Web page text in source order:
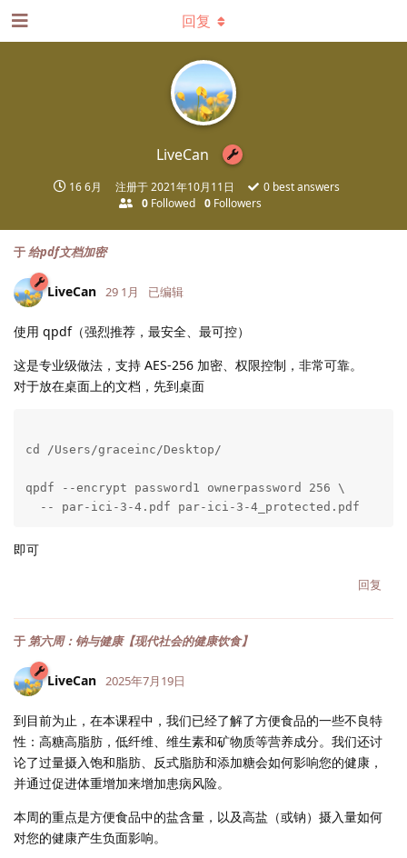
LiveCan
16 6月 注册于2021年10月11日 0 best answers
0 Followed 0 Followers
回复
于给pdf文档加密
LiveCan 29 1月 已编辑
使用 qpdf（强烈推荐，最安全、最可控）
这是专业级做法，支持 AES-256 加密、权限控制，非常可靠。
对于放在桌面上的文档，先到桌面
cd /Users/graceinc/Desktop/
qpdf --encrypt password1 ownerpassword 256 \
  -- par-ici-3-4.pdf par-ici-3-4_protected.pdf
即可
回复
于 第六周：钠与健康【现代社会的健康饮食】
LiveCan 2025年7月19日
到目前为止，在本课程中，我们已经了解了方便食品的一些不良特
性：高糖高脂肪，低纤维、维生素和矿物质等营养成分。我们还讨
论了过量摄入饱和脂肪、反式脂肪和添加糖会如何影响您的健康，
并通过促进体重增加来增加患病风险。
本周的重点是方便食品中的盐含量，以及高盐（或钠）摄入量如何
对您的健康产生负面影响。